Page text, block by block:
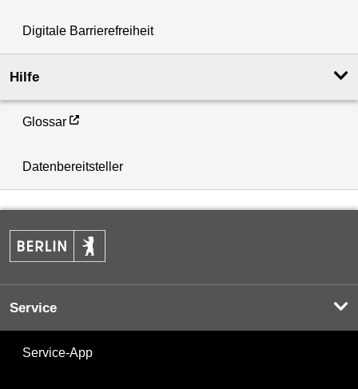
Digitale Barrierefreiheit
Hilfe
Glossar
Datenbereitsteller
Service
Service-App